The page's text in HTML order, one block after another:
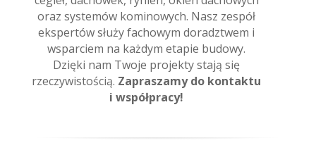
oraz systemów kominowych. Nasz zespół
ekspertów służy fachowym doradztwem i
wsparciem na każdym etapie budowy.
Dzięki nam Twoje projekty stają się
rzeczywistością. Zapraszamy do kontaktu
i współpracy!